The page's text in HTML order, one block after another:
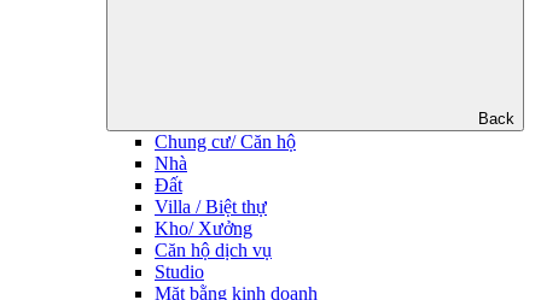
Back
Chung cư/ Căn hộ
Nhà
Đất
Villa / Biệt thự
Kho/ Xưởng
Căn hộ dịch vụ
Studio
Mặt bằng kinh doanh